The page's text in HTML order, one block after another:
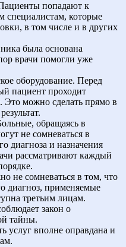
попадают к
которые
в том числе и в других
была основана
врачи помогли уже
оборудование. Перед
пациент проходит
Это можно сделать прямо в
обращаясь в
не сомневаться в
диагноза и назначения
рассматривают каждый
не сомневаться в том, что
диагноз, применяемые
третьим лицам.
закон о
тайны.
услуг вполне оправдана и